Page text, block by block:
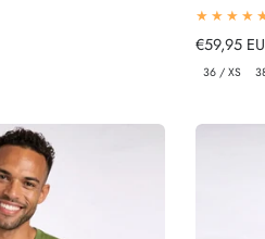
Normale
prijs
€59,95
36 / XS